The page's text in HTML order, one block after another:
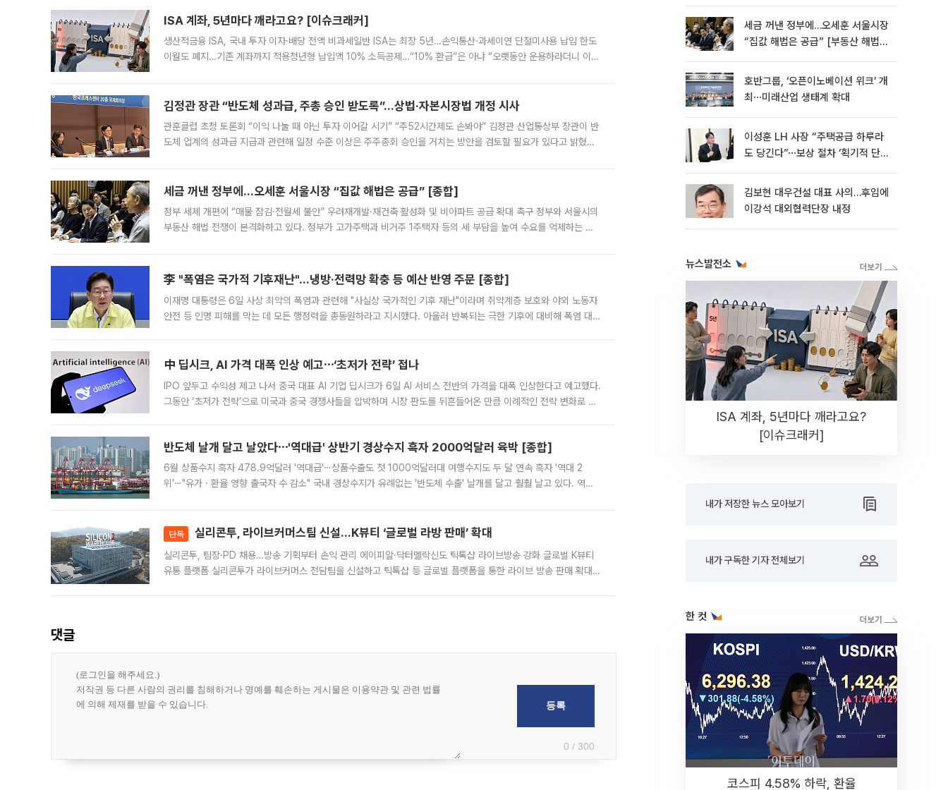
ISA 계좌, 5년마다 깨라고요? [이슈크래커]
생산적금융 ISA, 국내 투자 이자·배당 전액 비과세일반 ISA는 최장 5년…손익통산·과세이연 단절미사용 납입 한도
이월도 폐지…기존 계좌까지 적용청년형 납입액 10% 소득공제…“10% 환급”은 아냐 “오랫동안 운용하라더니 이제
김정관 장관 “반도체 성과급, 주총 승인 받도록”…상법·자본시장법 개정 시사
관훈클럽 초청 토론회 “이익 나눌 때 아닌 투자 이어갈 시기” “주52시간제도 손봐야” 김정관 산업통상부 장관이 반
도체 업계의 성과급 지급과 관련해 일정 수준 이상은 주주총회 승인을 거치는 방안을 검토할 필요가 있다고 밝혔다.
세금 꺼낸 정부에…오세훈 서울시장 “집값 해법은 공급” [종합]
정부 세제 개편에 “매물 잠김·전월세 불안” 우려재개발·재건축 활성화 및 비아파트 공급 확대 촉구 정부와 서울시의
부동산 해법 전쟁이 본격화하고 있다. 정부가 고가주택과 비거주 1주택자 등의 세 부담을 높여 수요를 억제하는 카
李 "폭염은 국가적 기후재난"…냉방·전력망 확충 등 예산 반영 주문 [종합]
이재명 대통령은 6일 사상 최악의 폭염과 관련해 "사실상 국가적인 기후 재난"이라며 취약계층 보호와 야외 노동자
안전 등 인명 피해를 막는 데 모든 행정력을 총동원하라고 지시했다. 아울러 반복되는 극한 기후에 대비해 폭염 대응
中 딥시크, AI 가격 대폭 인상 예고⋯‘초저가 전략’ 접나
IPO 앞두고 수익성 제고 나서 중국 대표 AI 기업 딥시크가 6일 AI 서비스 전반의 가격을 대폭 인상한다고 예고했다.
그동안 ‘초저가 전략’으로 미국과 중국 경쟁사들을 압박하며 시장 판도를 뒤흔들어온 만큼 이례적인 전략 변화로 평
반도체 날개 달고 날았다⋯'역대급' 상반기 경상수지 흑자 2000억달러 육박 [종합]
6월 상품수지 흑자 478.9억달러 '역대급'⋯상품수출도 첫 1000억달러대 여행수지도 두 달 연속 흑자 '역대 2
위'⋯"유가ㆍ환율 영향 출국자 수 감소" 국내 경상수지가 유례없는 '반도체 수출' 날개를 달고 훨훨 날고 있다. 역대
단독 실리콘투, 라이브커머스팀 신설…K뷰티 ‘글로벌 라방 판매’ 확대
실리콘투, 팀장·PD 채용…방송 기획부터 손익 관리 에이피알·닥터멜락신도 틱톡샵 라이브방송 강화 글로벌 K뷰티
유통 플랫폼 실리콘투가 라이브커머스 전담팀을 신설하고 틱톡샵 등 글로벌 플랫폼을 통한 라이브 방송 판매 확대에
댓글
0 / 300
세금 꺼낸 정부에…오세훈 서울시장
“집값 해법은 공급” [부동산 해법
호반그룹, ‘오픈이노베이션 위크’ 개
최⋯미래산업 생태계 확대
이성훈 LH 사장 “주택공급 하루라
도 당긴다”⋯보상 절차 ‘획기적 단
김보현 대우건설 대표 사의…후임에
이강석 대외협력단장 내정
뉴스발전소
ISA 계좌, 5년마다 깨라고요?
[이슈크래커]
내가 저장한 뉴스 모아보기
내가 구독한 기자 전체보기
한 컷
코스피 4.58% 하락, 환율